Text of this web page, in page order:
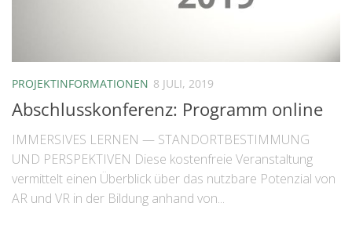
PROJEKTINFORMATIONEN 8 JULI, 2019
Abschlusskonferenz: Programm online
IMMERSIVES LERNEN — STANDORTBESTIMMUNG
UND PERSPEKTIVEN Diese kostenfreie Veranstaltung
vermittelt einen Überblick über das nutzbare Potenzial von
AR und VR in der Bildung anhand von...